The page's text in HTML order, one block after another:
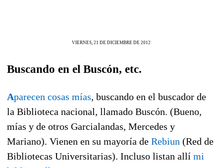
VIERNES, 21 DE DICIEMBRE DE 2012
Buscando en el Buscón, etc.
Aparecen cosas mías, buscando en el buscador de
la Biblioteca nacional, llamado Buscón. (Bueno,
mías y de otros Garcialandas, Mercedes y
Mariano). Vienen en su mayoría de Rebiun (Red de
Bibliotecas Universitarias). Incluso listan allí mi